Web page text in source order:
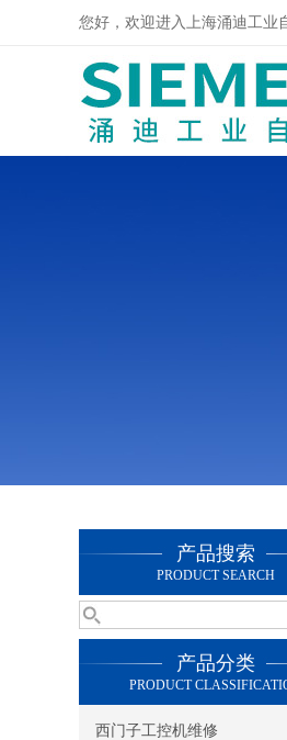
您好，欢迎进入上海涌迪工业
产品搜索
PRODUCT SEARCH
产品分类
PRODUCT
西门子工控机维修